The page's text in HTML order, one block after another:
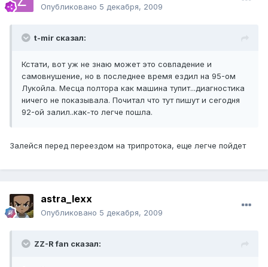
Опубликовано 5 декабря, 2009
t-mir сказал:
Кстати, вот уж не знаю может это совпадение и
самовнушение, но в последнее время ездил на 95-ом
Лукойла. Месца полтора как машина тупит...диагностика
ничего не показывала. Почитал что тут пишут и сегодня
92-ой залил..как-то легче пошла.
Залейся перед переездом на трипротока, еще легче пойдет
astra_lexx
Опубликовано 5 декабря, 2009
ZZ-R fan сказал: